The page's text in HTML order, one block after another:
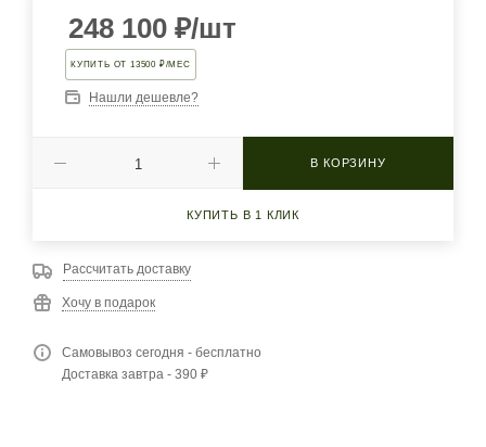
248 100 ₽/шт
КУПИТЬ ОТ 13500 ₽/МЕС
Нашли дешевле?
В КОРЗИНУ
КУПИТЬ В 1 КЛИК
Рассчитать доставку
Хочу в подарок
Самовывоз сегодня - бесплатно
Доставка завтра - 390 ₽